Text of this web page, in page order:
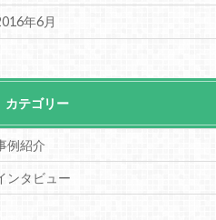
年6月
カテゴリー
例紹介
ンタビュー